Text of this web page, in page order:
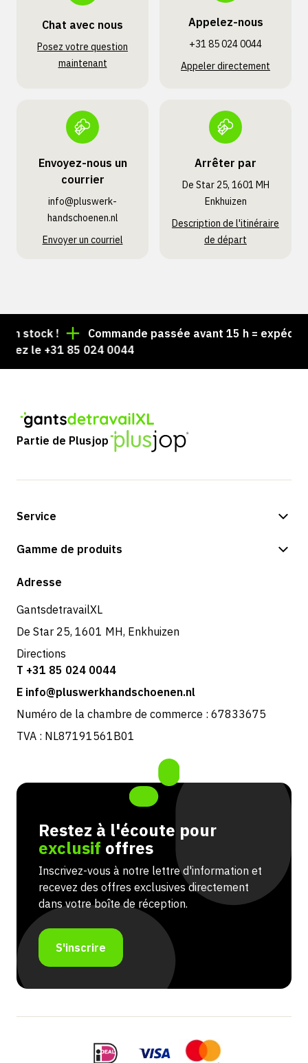
Chat avec nous
Posez votre question
maintenant
Appelez-nous
+31 85 024 0044
Appeler directement
Envoyez-nous un
courrier
info@pluswerk­
handschoenen.nl
Envoyer un courriel
Arrêter par
De Star 25, 1601 MH
Enkhuizen
Description de l'itinéraire
de départ
stock !
Commande passée avant 15 h = expédiée le
le +31 85 024 0044
Partie de Plusjop
Service
Options de paiement
Gamme de produits
Boutique
Adresse
GantsdetravailXL
De Star 25, 1601 MH, Enkhuizen
Directions
T +31 85 024 0044
E info@pluswerkhandschoenen.nl
Numéro de la chambre de commerce : 67833675
TVA : NL87191561B01
Restez à l'écoute pour
exclusif offres
Inscrivez-vous à notre lettre d'information et
recevez des offres exclusives directement
dans votre boîte de réception.
S'inscrire